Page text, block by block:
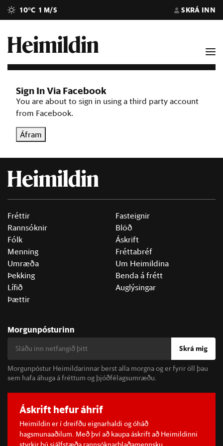
10°C 1 M/S SKRÁ INN
Sign In Via Facebook
You are about to sign in using a third party account
from Facebook.
Áfram
Fréttir
Rannsóknir
Fólk
Menning
Umræða
Þekking
Lífið
Þættir
Fasteignir
Blöð
Áskrift
Fréttabréf
Um Heimildina
Benda á frétt
Auglýsingar
Morgunpósturinn
Skrá mig
Morgunpóstur Heimildarinnar berst alla morgna og er fyrir öll þau
sem hafa áhuga á fréttum og þjóðfélagsumræðu.
Áskrift hefur áhrif
Heimildin er í dreifðu eignarhaldi og óháð
hagsmunaaðilum. Með því að kaupa áskrift að Heimildinni